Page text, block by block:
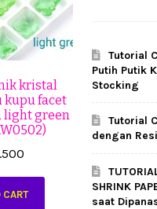
kristal
kupu facet
light green
CART
Tutorial
Putih Putik
Stocking
Tutorial
dengan
SHRINK
saat